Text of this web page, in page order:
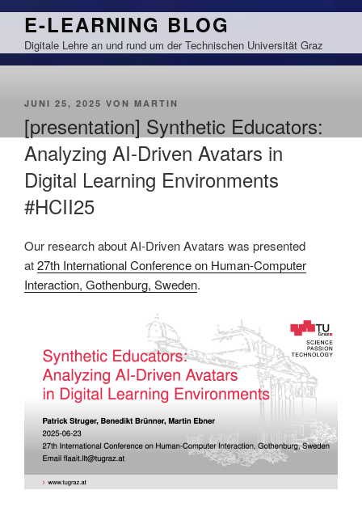
Zum
springen
E-LEARNING BLOG
Digitale Lehre an und rund um der Technischen Universität Graz
VERÖFFENTLICHT
JUNI 25, 2025 VON MARTIN
[presentation] Synthetic Educators:
Analyzing AI-Driven Avatars in
Digital Learning Environments
#HCII25
Our research about AI-Driven Avatars was presented
at27th International Conference on Human-Computer
Interaction, Gothenburg, Sweden.